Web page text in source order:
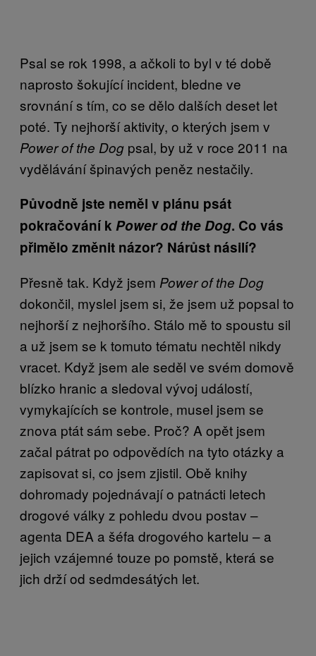
Psal se rok 1998, a ačkoli to byl v té době
naprosto šokující incident, bledne ve
srovnání s tím, co se dělo dalších deset let
poté. Ty nejhorší aktivity, o kterých jsem v
Power of the Dog psal, by už v roce 2011 na
vydělávání špinavých peněz nestačily.
Původně jste neměl v plánu psát
pokračování k Power od the Dog. Co vás
přimělo změnit názor? Nárůst násilí?
Přesně tak. Když jsem Power of the Dog
dokončil, myslel jsem si, že jsem už popsal to
nejhorší z nejhoršího. Stálo mě to spoustu sil
a už jsem se k tomuto tématu nechtěl nikdy
vracet. Když jsem ale seděl ve svém domově
blízko hranic a sledoval vývoj událostí,
vymykajících se kontrole, musel jsem se
znova ptát sám sebe. Proč? A opět jsem
začal pátrat po odpovědích na tyto otázky a
zapisovat si, co jsem zjistil. Obě knihy
dohromady pojednávají o patnácti letech
drogové války z pohledu dvou postav –
agenta DEA a šéfa drogového kartelu – a
jejich vzájemné touze po pomstě, která se
jich drží od sedmdesátých let.